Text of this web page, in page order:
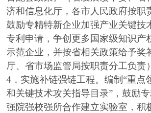
济和信息化厅，各市人民政府按职
鼓励专精特新企业加强产业关键技
专利申请，争创更多国家级知识产
示范企业，并按省相关政策给予奖
厅、省市场监管局按职责分工负责）
4．实施补链强链工程。编制“重点
和关键技术攻关指导目录”，鼓励
强院强校强所合作建立实验室，积